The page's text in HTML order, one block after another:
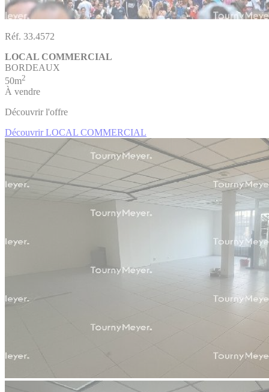
Réf. 33.4572
LOCAL COMMERCIAL
BORDEAUX
50m2
À vendre
Découvrir l'offre
Découvrir LOCAL COMMERCIAL